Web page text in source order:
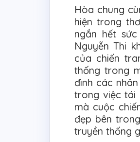
Hòa chung
hiện trong
ngắn hết
Nguyễn Thi
của chiến
thống trong
đình các
trong việc tái
mà cuộc
đẹp bên
truyền thống